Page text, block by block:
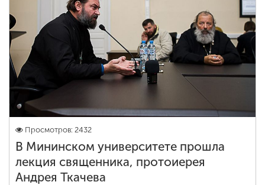
Просмотров: 2432
В Мининском университете прошла
лекция священника, протоиерея
Андрея Ткачева